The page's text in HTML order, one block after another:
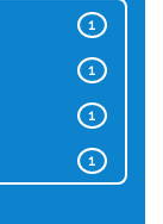
1
1
1
1